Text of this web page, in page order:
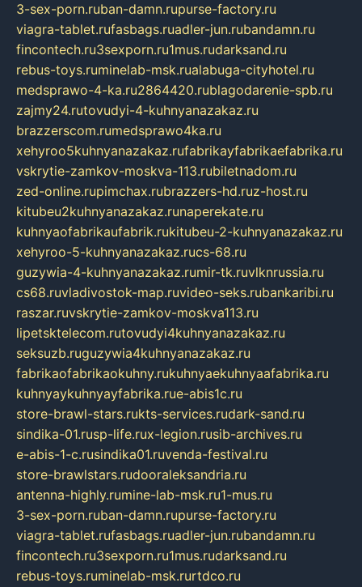
3-sex-porn.ruban-damn.rupurse-factory.ru
viagra-tablet.rufasbags.ruadler-jun.rubandamn.ru
fincontech.ru3sexporn.ru1mus.rudarksand.ru
rebus-toys.ruminelab-msk.rualabuga-cityhotel.ru
medsprawo-4-ka.ru2864420.rublagodarenie-spb.ru
zajmy24.rutovudyi-4-kuhnyanazakaz.ru
brazzerscom.rumedsprawo4ka.ru
xehyroo5kuhnyanazakaz.rufabrikayfabrikaefabrika.ru
vskrytie-zamkov-moskva-113.rubiletnadom.ru
zed-online.rupimchax.rubrazzers-hd.ruz-host.ru
kitubeu2kuhnyanazakaz.runaperekate.ru
kuhnyaofabrikaufabrik.rukitubeu-2-kuhnyanazakaz.ru
xehyroo-5-kuhnyanazakaz.rucs-68.ru
guzywia-4-kuhnyanazakaz.rumir-tk.ruvlknrussia.ru
cs68.ruvladivostok-map.ruvideo-seks.rubankaribi.ru
raszar.ruvskrytie-zamkov-moskva113.ru
lipetsktelecom.rutovudyi4kuhnyanazakaz.ru
seksuzb.ruguzywia4kuhnyanazakaz.ru
fabrikaofabrikaokuhny.rukuhnyaekuhnyaafabrika.ru
kuhnyaykuhnyayfabrika.rue-abis1c.ru
store-brawl-stars.rukts-services.rudark-sand.ru
sindika-01.rusp-life.rux-legion.rusib-archives.ru
e-abis-1-c.rusindika01.ruvenda-festival.ru
store-brawlstars.rudooraleksandria.ru
antenna-highly.rumine-lab-msk.ru1-mus.ru
3-sex-porn.ruban-damn.rupurse-factory.ru
viagra-tablet.rufasbags.ruadler-jun.rubandamn.ru
fincontech.ru3sexporn.ru1mus.rudarksand.ru
rebus-toys.ruminelab-msk.rurtdco.ru